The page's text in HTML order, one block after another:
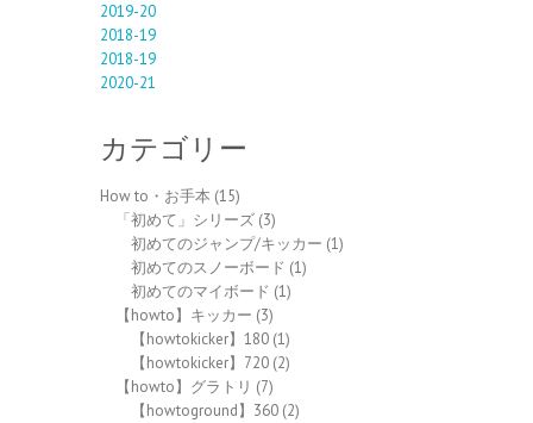
2019-20
2018-19
2018-19
2020-21
カテゴリー
How to・お手本 (15)
「初めて」シリーズ (3)
初めてのジャンプ/キッカー (1)
初めてのスノーボード (1)
初めてのマイボード (1)
【howto】キッカー (3)
【howtokicker】180 (1)
【howtokicker】720 (2)
【howto】グラトリ (7)
【howtoground】360 (2)